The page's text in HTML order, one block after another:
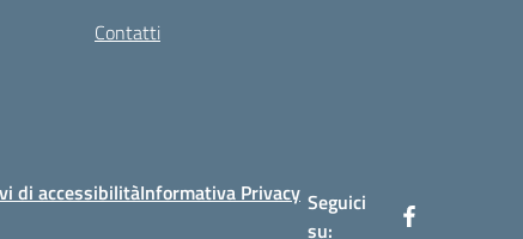
Contatti
di accessibilitàInformativa Privacy Seguici
su: